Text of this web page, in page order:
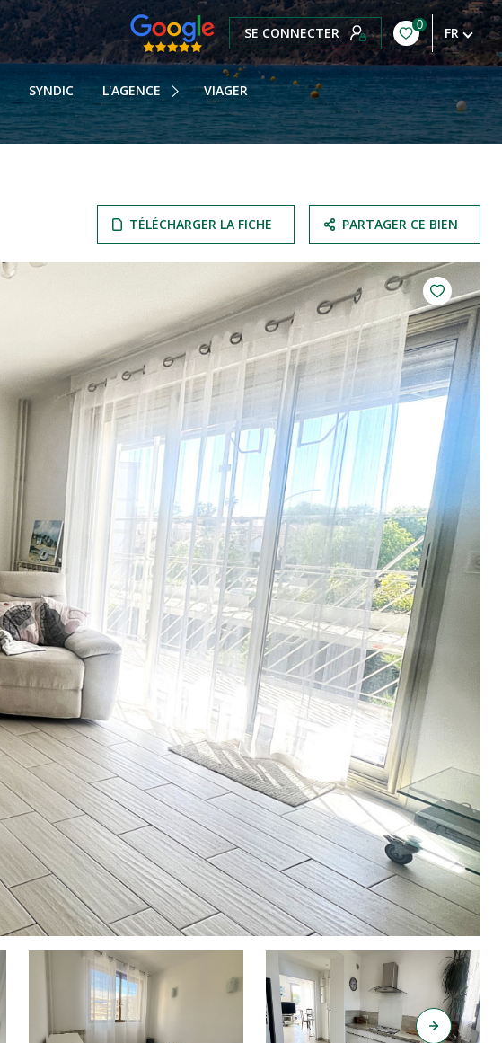
SE CONNECTER 0 FR
SYNDIC L'AGENCE
NOTRE HISTOIRE
NOTRE ÉQUIPE
NOS HONORAIRES
VIAGER
TÉLÉCHARGER LA FICHE PARTAGER CE BIEN